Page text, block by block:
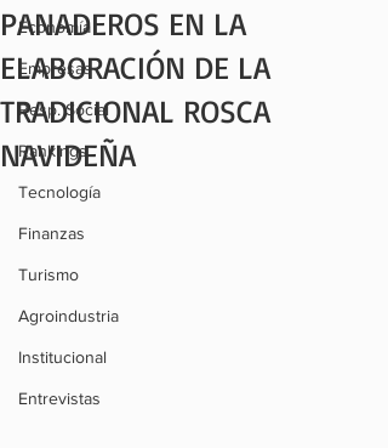
Economía
Empresas
Resp. Social
Rankings
Tecnología
Finanzas
Turismo
Agroindustria
Institucional
Entrevistas
PANADEROS EN LA
ELABORACIÓN DE LA
TRADICIONAL ROSCA
NAVIDEÑA